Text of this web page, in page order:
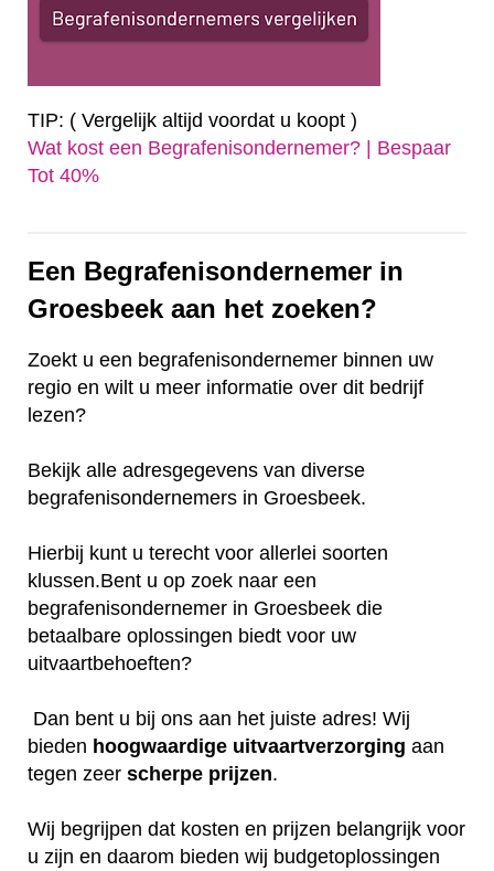
TIP: ( Vergelijk altijd voordat u koopt )
Wat kost een Begrafenisondernemer? | Bespaar
Tot 40%‎
Een Begrafenisondernemer in
Groesbeek aan het zoeken?
Zoekt u een begrafenisondernemer binnen uw
regio en wilt u meer informatie over dit bedrijf
lezen?
Bekijk alle adresgegevens van diverse
begrafenisondernemers in Groesbeek.
Hierbij kunt u terecht voor allerlei soorten
klussen.Bent u op zoek naar een
begrafenisondernemer in Groesbeek die
betaalbare oplossingen biedt voor uw
uitvaartbehoeften?
Dan bent u bij ons aan het juiste adres! Wij
bieden hoogwaardige uitvaartverzorging aan
tegen zeer scherpe prijzen.
Wij begrijpen dat kosten en prijzen belangrijk voor
u zijn en daarom bieden wij budgetoplossingen